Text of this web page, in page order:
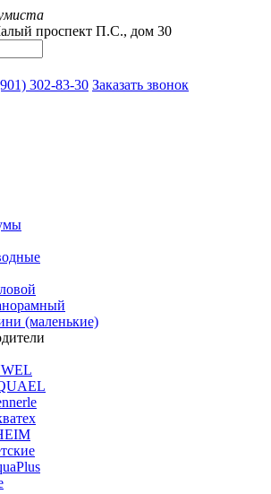
проспект П.C., дом 30
302-83-30 Заказать звонок
(маленькие)